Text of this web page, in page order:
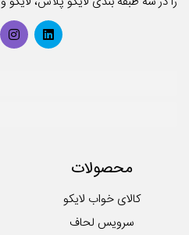
محصولات
کالای خواب لایکو
سرویس لحاف